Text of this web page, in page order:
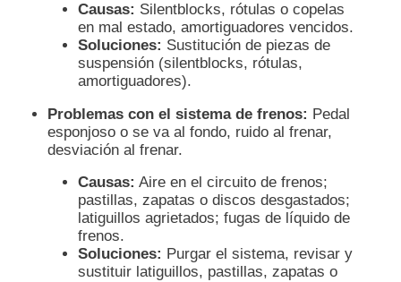
Causas: Silentblocks, rótulas o copelas
en mal estado, amortiguadores vencidos.
Soluciones: Sustitución de piezas de
suspensión (silentblocks, rótulas,
amortiguadores).
Problemas con el sistema de frenos: Pedal
esponjoso o se va al fondo, ruido al frenar,
desviación al frenar.
Causas: Aire en el circuito de frenos;
pastillas, zapatas o discos desgastados;
latiguillos agrietados; fugas de líquido de
frenos.
Soluciones: Purgar el sistema, revisar y
sustituir latiguillos, pastillas, zapatas o